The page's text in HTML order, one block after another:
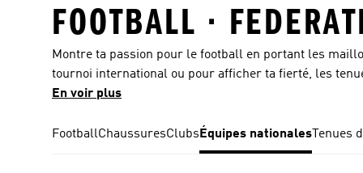
FOOTBALL ·
Montre ta passion pour le football en portant les
tournoi international ou pour afficher ta fierté, les
football. Nous proposons une large gamme de
produits pour les équipes nationales sont disponibles
toute la famille puisse participer. Tu bénéficieras
En voir plus
FootballChaussuresClubs Équipes nationales Tenues